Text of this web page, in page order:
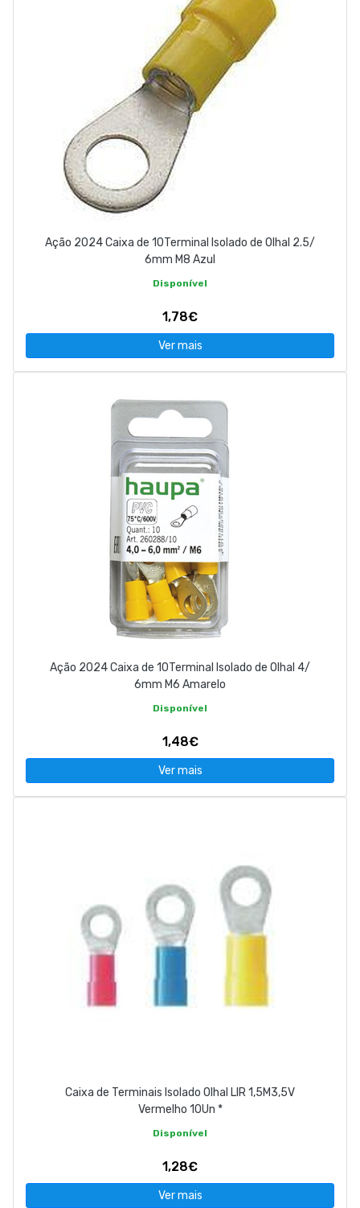
Ação 2024 Caixa de 10Terminal Isolado de Olhal 2.5/
6mm M8 Azul
Disponível
1,78€
Ver mais
Ação 2024 Caixa de 10Terminal Isolado de Olhal 4/
6mm M6 Amarelo
Disponível
1,48€
Ver mais
Caixa de Terminais Isolado Olhal LIR 1,5M3,5V
Vermelho 10Un *
Disponível
1,28€
Ver mais